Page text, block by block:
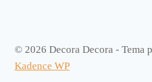
© 2026 Decora Decora - Tema
Kadence WP